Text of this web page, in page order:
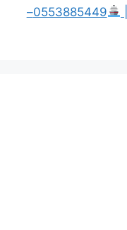
0553885449–